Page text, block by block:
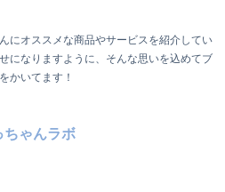
にオススメな商品やサービスを紹介してい
になりますように、そんな思いを込めてブ
かいてます！
ちゃんラボ